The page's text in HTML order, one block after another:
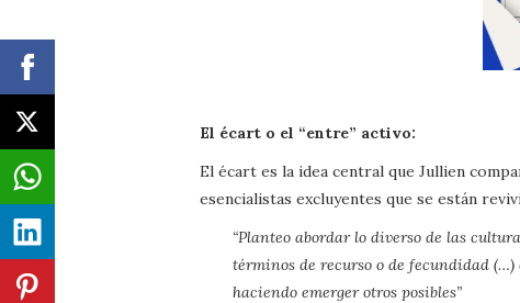
El écart o el “entre” activo:
El écart es la idea central que Jullien
esencialistas excluyentes que se están
“Planteo abordar lo diverso de las
términos de recurso o de fecundidad
haciendo emerger otros posibles”